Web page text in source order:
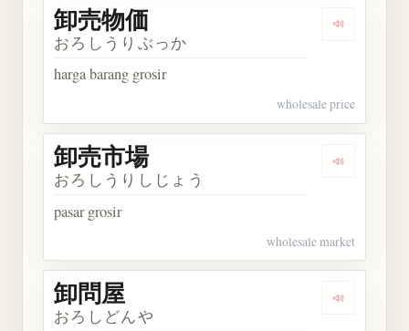
Dengarkan
卸売物価
おろしうりぶっか
harga barang grosir
wholesale price
Dengarkan
卸売市場
おろしうりしじょう
pasar grosir
wholesale market
Dengarkan
卸問屋
おろしどんや